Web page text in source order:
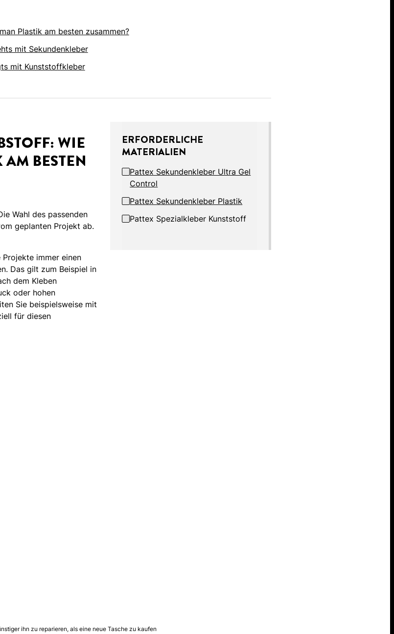
Plastik am besten zusammen?
mit Sekundenkleber
mit Kunststoffkleber
WIE
BESTEN
Wahl des passenden
geplanten Projekt ab.
immer einen
Das gilt zum Beispiel in
dem Kleben
oder hohen
Sie beispielsweise mit
für diesen
ERFORDERLICHE
MATERIALIEN
Pattex Sekundenkleber Ultra Gel
Control
Pattex Sekundenkleber Plastik
Pattex Spezialkleber Kunststoff
ihn zu reparieren, als eine neue Tasche zu kaufen